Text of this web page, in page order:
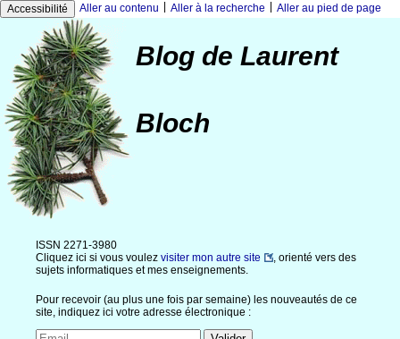
Accessibilité Aller au contenu Aller à la recherche Aller au pied de page
Blog de Laurent
Bloch
ISSN 2271-3980
Cliquez ici si vous voulez visiter mon autre site
, orienté vers des
sujets informatiques et mes enseignements.
Pour recevoir (au plus une fois par semaine) les nouveautés de ce
site, indiquez ici votre adresse électronique :